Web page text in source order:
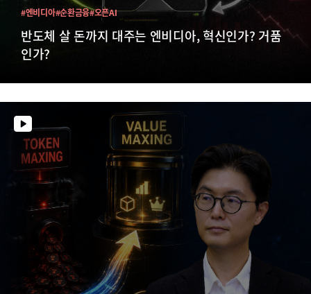
반도체 살 돈까지 대주는 엔비디아, 혁신인가? 거품
인가?
#엔비디아#순환금융#오픈AI